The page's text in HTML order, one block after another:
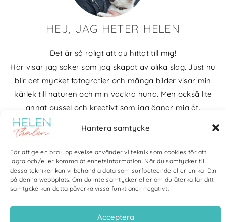
Hantera samtycke
För att ge en bra upplevelse använder vi teknik som cookies för att
lagra och/eller komma åt enhetsinformation. När du samtycker till
dessa tekniker kan vi behandla data som surfbeteende eller unika ID:n
på denna webbplats. Om du inte samtycker eller om du återkallar ditt
samtycke kan detta påverka vissa funktioner negativt.
Acceptera
HEJ, JAG HETER HELEN
Det är så roligt att du hittat till mig!
Här visar jag saker som jag skapat av olika slag. Just nu
blir det mycket fotografier och många bilder visar min
kärlek till naturen och min vackra hund. Men också lite
annat pyssel och kreativt som jag ägnar mig åt.
Bloggarkiv
Copyright Helen Thalen 2026 – All rights reserved. | Integritetspolicy